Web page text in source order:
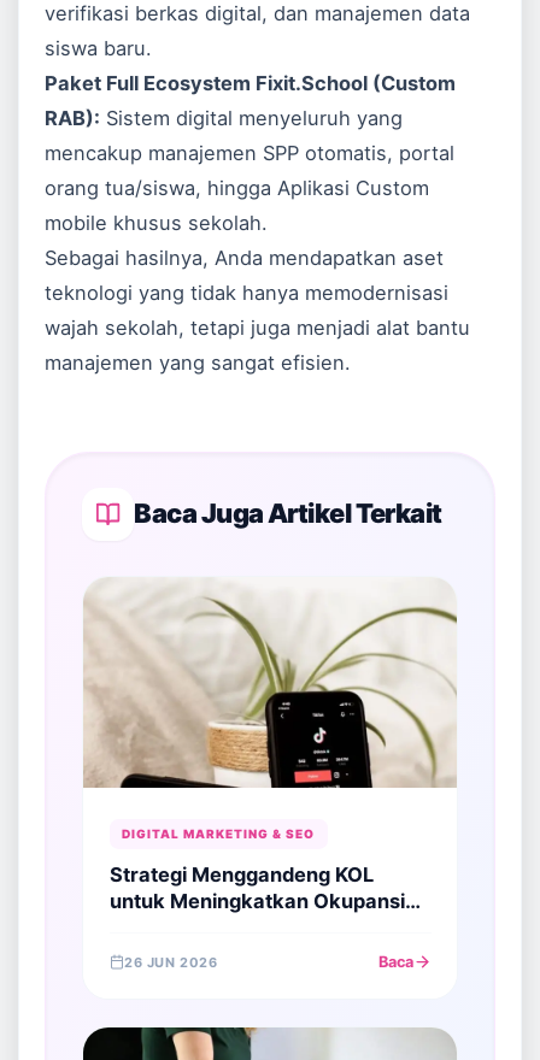
verifikasi berkas digital, dan manajemen data
siswa baru.
Paket Full Ecosystem Fixit.School (Custom
RAB): Sistem digital menyeluruh yang
mencakup manajemen SPP otomatis, portal
orang tua/siswa, hinggaAplikasi Custom
mobile khusus sekolah.
Sebagai hasilnya, Anda mendapatkan aset
teknologi yang tidak hanya memodernisasi
wajah sekolah, tetapi juga menjadi alat bantu
manajemen yang sangat efisien.
Baca Juga Artikel Terkait
DIGITAL MARKETING & SEO
Strategi Menggandeng KOL
untuk Meningkatkan Okupansi
33 Akun Staycation)
26 JUN 2026 Baca